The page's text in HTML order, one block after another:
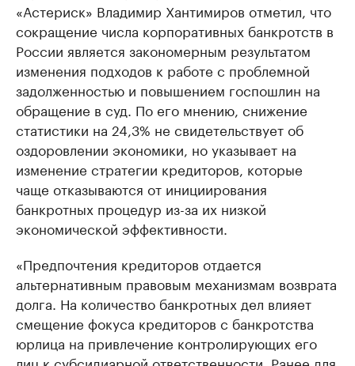
«Астериск» Владимир Хантимиров отметил, что
сокращение числа корпоративных банкротств в
России является закономерным результатом
изменения подходов к работе с проблемной
задолженностью и повышением госпошлин на
обращение в суд. По его мнению, снижение
статистики на 24,3% не свидетельствует об
оздоровлении экономики, но указывает на
изменение стратегии кредиторов, которые
чаще отказываются от инициирования
банкротных процедур из-за их низкой
экономической эффективности.
«Предпочтения кредиторов отдается
альтернативным правовым механизмам возврата
долга. На количество банкротных дел влияет
смещение фокуса кредиторов с банкротства
юрлица на привлечение контролирующих его